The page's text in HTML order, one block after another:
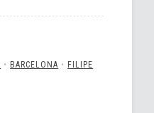
• BARCELONA • FILIPE